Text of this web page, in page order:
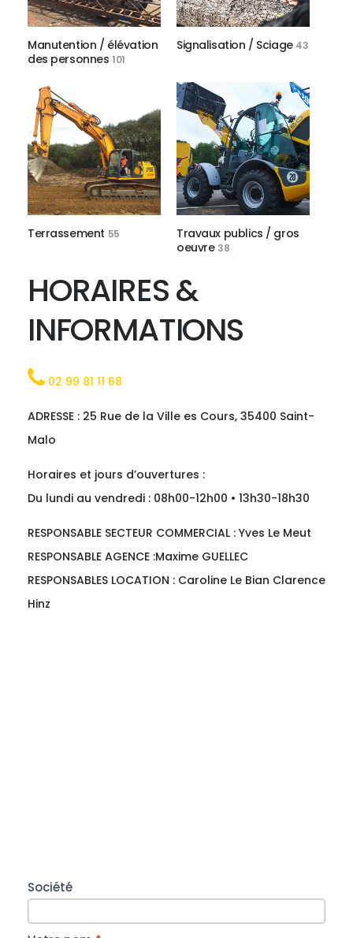
Manutention / élévation
des personnes 101
Signalisation / Sciage 43
Terrassement 55
Travaux publics / gros
oeuvre38
HORAIRES &
INFORMATIONS
02 99 81 11 68
ADRESSE : 25 Rue de la Ville es Cours, 35400 Saint-
Malo
Horaires et jours d’ouvertures :
Du lundi au vendredi : 08h00-12h00 • 13h30-18h30
RESPONSABLE SECTEUR COMMERCIAL : Yves Le Meut
RESPONSABLE AGENCE :Maxime GUELLEC
RESPONSABLES LOCATION : Caroline Le Bian Clarence
Hinz
Agence
Saint-
Malo
Société